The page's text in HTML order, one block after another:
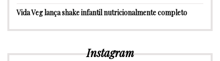
Vida Veg lança shake infantil nutricionalmente completo
Instagram